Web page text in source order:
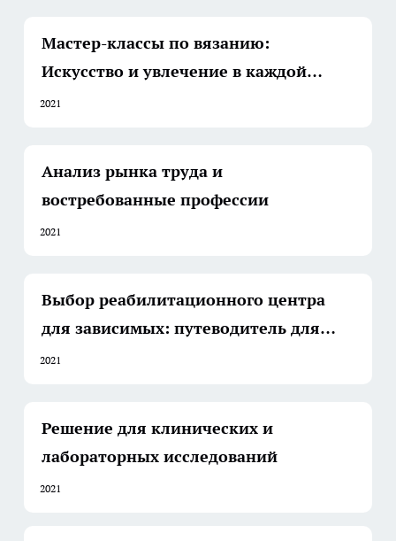
Мастер-классы по вязанию:
Искусство и увлечение в каждой
петле
2021
Анализ рынка труда и
востребованные профессии
2021
Выбор реабилитационного центра
для зависимых: путеводитель для
осознанного решения
2021
Решение для клинических и
лабораторных исследований
2021